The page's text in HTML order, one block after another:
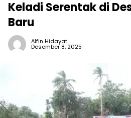
Keladi Serentak di
Baru
Alfin Hidayat
Desember 8, 2025